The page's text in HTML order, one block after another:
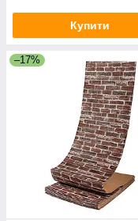
Купити
–17%